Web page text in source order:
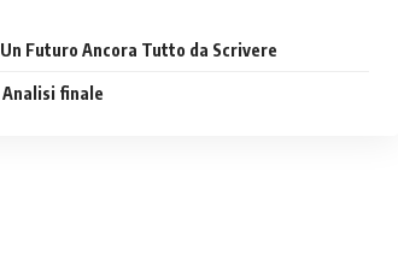
Un Futuro Ancora Tutto da Scrivere
Analisi finale